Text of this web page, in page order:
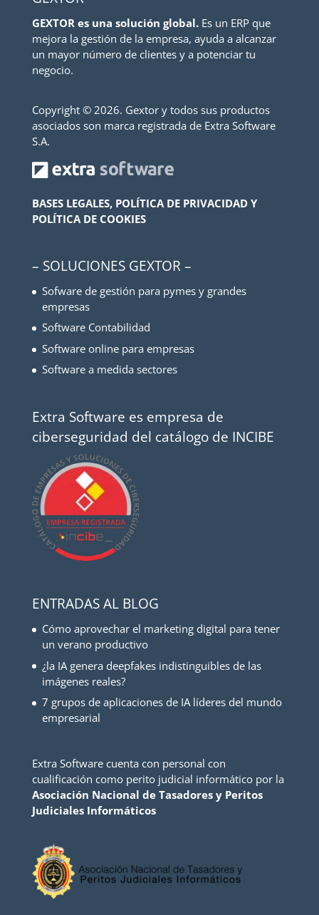
GEXTOR es una solución global.Es un ERP que
mejora la gestión de la empresa, ayuda a alcanzar
un mayor número de clientes y a potenciar tu
negocio.
Copyright © 2026. Gextor y todos sus productos
asociados son marca registrada de Extra Software
S.A.
BASES LEGALES, POLÍTICA DE PRIVACIDAD Y
POLÍTICA DE COOKIES
– SOLUCIONES GEXTOR –
Sofware de gestión para pymes y grandes
empresas
Software Contabilidad
Software online para empresas
Software a medida sectores
Extra Software es empresa de
ciberseguridad del catálogo de INCIBE
ENTRADAS AL BLOG
Cómo aprovechar el marketing digital para tener
un verano productivo
¿la IA genera deepfakes indistinguibles de las
imágenes reales?
7 grupos de aplicaciones de IA líderes del mundo
empresarial
Extra Software cuenta con personal con
cualificación como perito judicial informático por la
Asociación Nacional de Tasadores y Peritos
Judiciales Informáticos